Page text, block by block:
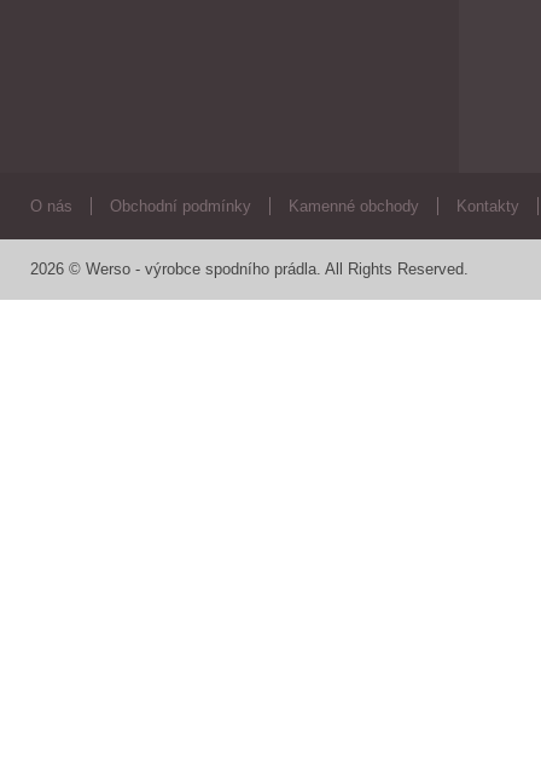
O nás Obchodní podmínky Kamenné obchody Kontakty
2026 © Werso - výrobce spodního prádla. All Rights Reserved.